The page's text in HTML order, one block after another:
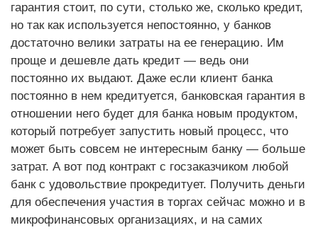
гарантия стоит, по сути, столько же, сколько кредит,
но так как используется непостоянно, у банков
достаточно велики затраты на ее генерацию. Им
проще и дешевле дать кредит — ведь они
постоянно их выдают. Даже если клиент банка
постоянно в нем кредитуется, банковская гарантия в
отношении него будет для банка новым продуктом,
который потребует запустить новый процесс, что
может быть совсем не интересным банку — больше
затрат. А вот под контракт с госзаказчиком любой
банк с удовольствие прокредитует. Получить деньги
для обеспечения участия в торгах сейчас можно и в
микрофинансовых организациях, и на самих